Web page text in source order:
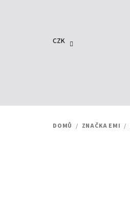
CZK
DOMŮ / ZNAČKA EMI /